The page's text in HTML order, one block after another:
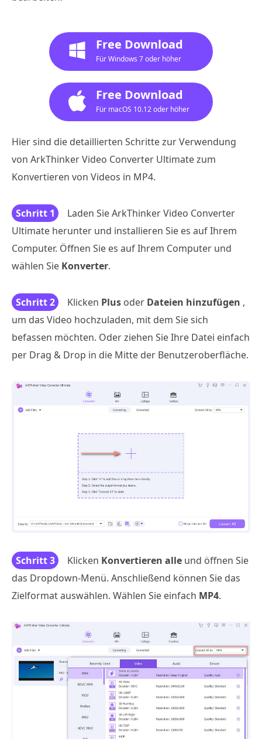
Free Download
Für Windows 7 oder höher
Free Download
Für macOS 10.12 oder höher
Hier sind die detaillierten Schritte zur Verwendung
von ArkThinker Video Converter Ultimate zum
Konvertieren von Videos in MP4.
Schritt 1
Laden Sie ArkThinker Video Converter
Ultimate herunter und installieren Sie es auf Ihrem
Computer. Öffnen Sie es auf Ihrem Computer und
wählen Sie Konverter.
Schritt 2 Klicken Plus oder Dateien hinzufügen ,
um das Video hochzuladen, mit dem Sie sich
befassen möchten. Oder ziehen Sie Ihre Datei einfach
per Drag & Drop in die Mitte der Benutzeroberfläche.
Schritt 3 Klicken Konvertieren alle und öffnen Sie
das Dropdown-Menü. Anschließend können Sie das
Zielformat auswählen. Wählen Sie einfach MP4.